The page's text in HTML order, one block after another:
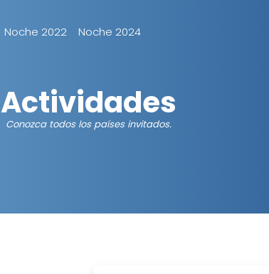
Noche 2022 Noche 2024
Actividades
Conozca todos los países invitados.